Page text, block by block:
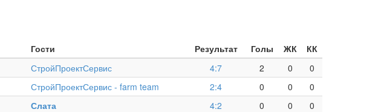
Гости Результат Голы ЖК
КК
СтройПроектСервис 4:7 2 0
0
СтройПроектСервис - farm team 2:4 0 0
0
Слата 4:2 0 0
0